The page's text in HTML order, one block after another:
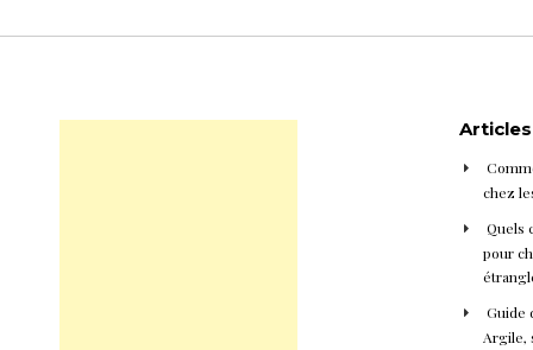
chez
Quels
pour
Guide
Argile,